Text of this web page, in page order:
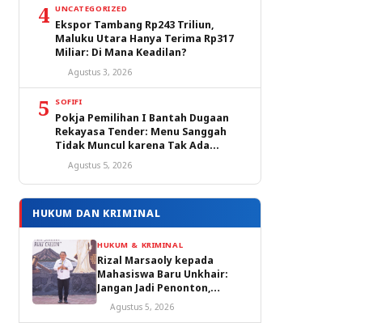
4 UNCATEGORIZED
Ekspor Tambang Rp243 Triliun,
Maluku Utara Hanya Terima Rp317
Miliar: Di Mana Keadilan?
Agustus 3, 2026
5 SOFIFI
Pokja Pemilihan I Bantah Dugaan
Rekayasa Tender: Menu Sanggah
Tidak Muncul karena Tak Ada
Peserta yang Lulus Evaluasi
Agustus 5, 2026
HUKUM DAN KRIMINAL
HUKUM & KRIMINAL
Rizal Marsaoly kepada
Mahasiswa Baru Unkhair:
Jangan Jadi Penonton,
Jadilah Penggerak Masa
Depan Ternate dan Maluku
Agustus 5, 2026